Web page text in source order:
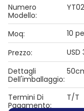
Numero
Modello:
Moq:
10
Prezzo:
Dettagli
Dell'imballaggio:
Termini Di
Pagamento:
T/T